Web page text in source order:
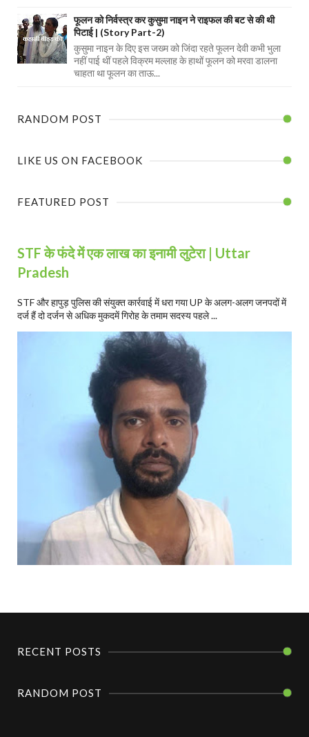
फूलन को निर्वस्त्र कर कुसुमा नाइन ने राइफल की बट से की थी
पिटाई | (Story Part-2)
कुसुमा नाइन के दिए इस जख्म को जिंदा रहते फूलन देवी कभी भुला
नहीं पाई थीं पहले विक्रम मल्लाह के हाथों फूलन को मरवा डालना
चाहता था फूलन का ताऊ...
RANDOM POST
LIKE US ON FACEBOOK
FEATURED POST
STF के फंदे में एक लाख का इनामी लुटेरा | Uttar
Pradesh
STF और हापुड़ पुलिस की संयुक्त कार्रवाई में धरा गया UP के अलग-अलग जनपदों में
दर्ज हैं दो दर्जन से अधिक मुकदमें गिरोह के तमाम सदस्य पहले ...
RECENT POSTS
RANDOM POST